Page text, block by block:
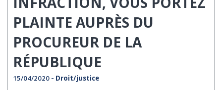
PLAINTE AUPRÈS DU
PROCUREUR DE LA
RÉPUBLIQUE
15/04/2020 - Droit/justice